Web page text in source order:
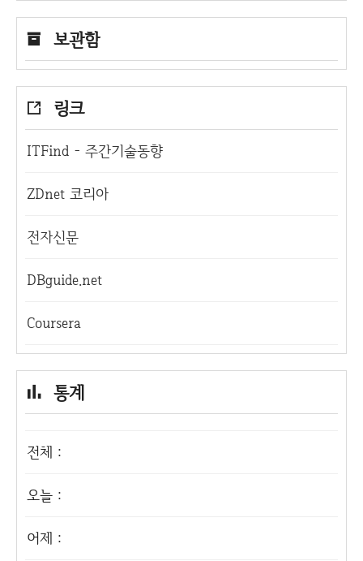
보관함
링크
ITFind - 주간기술동향
ZDnet 코리아
전자신문
DBguide.net
Coursera
통계
전체 :
오늘 :
어제 :